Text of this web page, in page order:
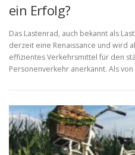
ein Erfolg?
Das Lastenrad, auch bekannt als
derzeit eine Renaissance und wird
effizientes Verkehrsmittel für den
Personenverkehr anerkannt. Als